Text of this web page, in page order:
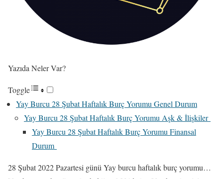
Yazıda Neler Var?
Toggle
Yay Burcu 28 Şubat Haftalık Burç Yorumu Genel Durum
Yay Burcu 28 Şubat Haftalık Burç Yorumu Aşk & İlişkiler
Yay Burcu 28 Şubat Haftalık Burç Yorumu Finansal
Durum
28 Şubat 2022 Pazartesi günü Yay burcu haftalık burç yorumu…